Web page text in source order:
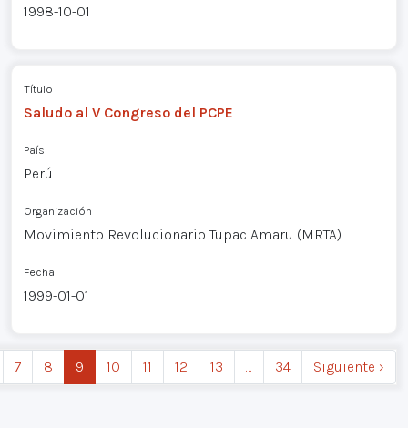
1998-10-01
Título
Saludo al V Congreso del PCPE
País
Perú
Organización
Movimiento Revolucionario Tupac Amaru (MRTA)
Fecha
1999-01-01
7 8 9 10 11 12 13 … 34 Siguiente ›